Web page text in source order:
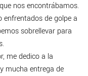
nos encontrábamos.
enfrentados de golpe a
sobrellevar para
me dedico a la
mucha entrega de